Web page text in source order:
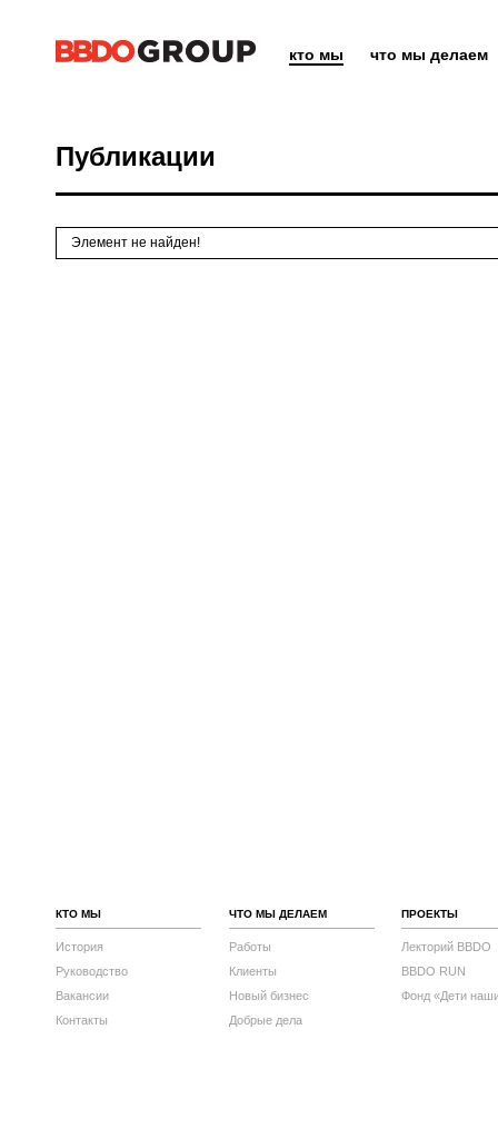
кто мы что мы делаем
Публикации
Элемент не найден!
КТО МЫ
История
Руководство
Вакансии
Контакты
ЧТО МЫ ДЕЛАЕМ
Работы
Клиенты
Новый бизнес
Добрые дела
ПРОЕКТЫ
Лекторий BBDO
BBDO RUN
Фонд «Дети